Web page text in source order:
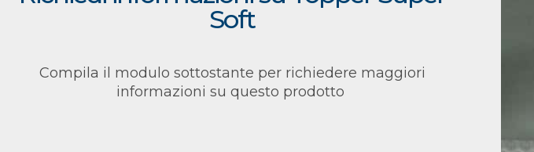
Soft
Compila il modulo sottostante per richiedere maggiori
informazioni su questo prodotto